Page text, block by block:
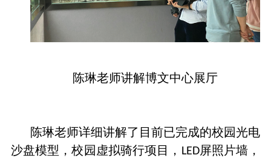
陈琳老师讲解博文中心展厅
陈琳老师详细讲解了目前已完成的校园光电
沙盘模型，校园虚拟骑行项目， LED屏照片墙，